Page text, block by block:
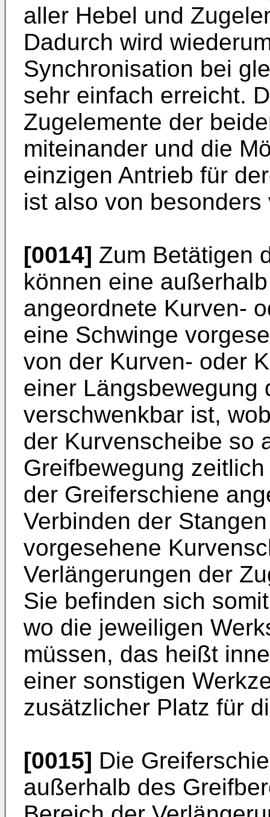
aller Hebel und
Dadurch wird
Synchronisation bei
sehr einfach erreicht.
Zugelemente der
miteinander und die
einzigen Antrieb für
ist also von
[0014] Zum Betätigen
können eine
angeordnete Kurven-
eine Schwinge
von der Kurven- oder
einer Längsbewegung
verschwenkbar ist,
der Kurvenscheibe so
Greifbewegung
der Greiferschiene
Verbinden der
vorgesehene
Verlängerungen der
Sie befinden sich
wo die jeweiligen
müssen, das heißt
einer sonstigen
zusätzlicher Platz für
[0015] Die
außerhalb des